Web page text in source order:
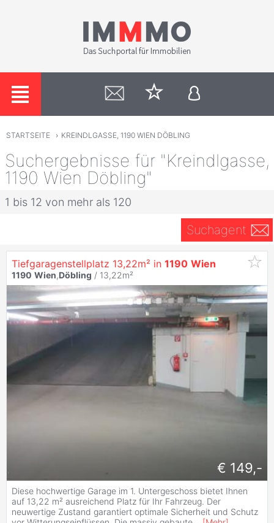
STARTSEITE › KREINDLGASSE, 1190 WIEN DÖBLING
Suchergebnisse für "Kreindlgasse,
1190 Wien Döbling"
1 bis 12 von mehr als 120
Suchagent
Tiefgaragenstellplatz 13,22m² in 1190 Wien
1190 Wien,Döbling / 13,22m²
€ 149,-
Diese hochwertige Garage im 1. Untergeschoss bietet Ihnen
auf 13,22 m² ausreichend Platz für Ihr Fahrzeug. Der
neuwertige Zustand garantiert optimale Sicherheit und Schutz